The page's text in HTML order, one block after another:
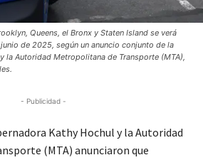
Queens, el Bronx y Staten Island se verá
de 2025, según un anuncio conjunto de la
la Autoridad Metropolitana de Transporte (MTA),
- Publicidad -
Kathy Hochul y la Autoridad
(MTA) anunciaron que